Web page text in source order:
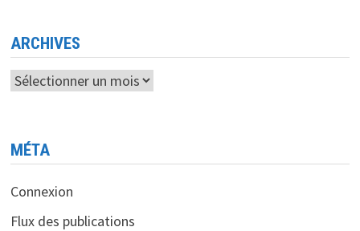
ARCHIVES
Archives
MÉTA
Connexion
Flux des publications